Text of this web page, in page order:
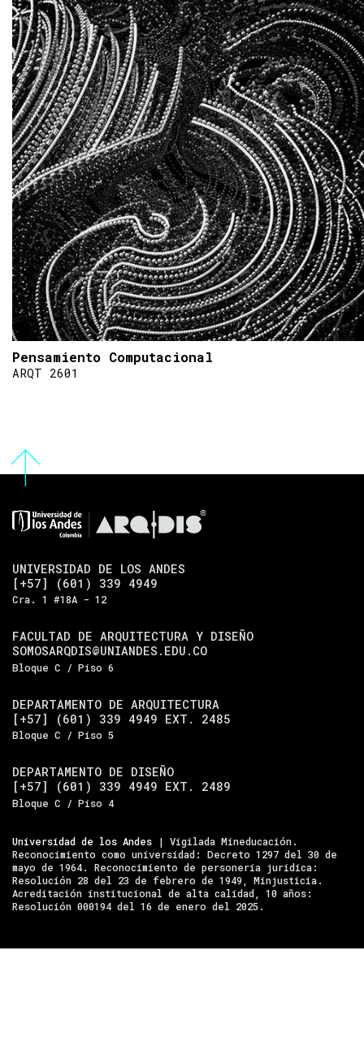
Pensamiento Computacional
ARQT 2601
UNIVERSIDAD DE LOS ANDES
[+57] (601) 339 4949
Cra. 1 #18A - 12
FACULTAD DE ARQUITECTURA Y DISEÑO
SOMOSARQDIS@UNIANDES.EDU.CO
Bloque C / Piso 6
DEPARTAMENTO DE ARQUITECTURA
[+57] (601) 339 4949 EXT. 2485
Bloque C / Piso 5
DEPARTAMENTO DE DISEÑO
[+57] (601) 339 4949 EXT. 2489
Bloque C / Piso 4
Universidad de los Andes | Vigilada Mineducación.
Reconocimiento como universidad: Decreto 1297 del 30 de
mayo de 1964. Reconocimiento de personería jurídica:
Resolución 28 del 23 de febrero de 1949, Minjusticia.
Acreditación institucional de alta calidad, 10 años:
Resolución 000194 del 16 de enero del 2025.